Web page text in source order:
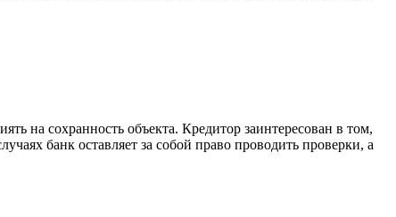
на сохранность объекта. Кредитор заинтересован в том,
банк оставляет за собой право проводить проверки, а